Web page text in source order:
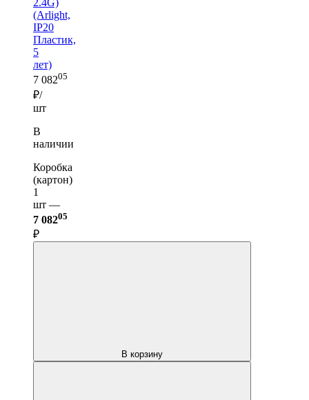
2.4G)
(Arlight,
IP20
Пластик,
5
лет)
7 08205
₽/
шт
В
наличии
Коробка
(картон)
1
шт —
7 08205
₽
В корзину